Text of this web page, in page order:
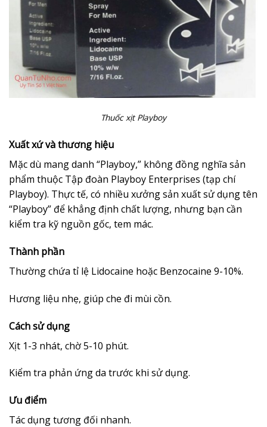
Thuốc xịt Playboy
Xuất xứ và thương hiệu
Mặc dù mang danh “Playboy,” không đồng nghĩa sản
phẩm thuộc Tập đoàn Playboy Enterprises (tạp chí
Playboy). Thực tế, có nhiều xưởng sản xuất sử dụng tên
“Playboy” để khẳng định chất lượng, nhưng bạn cần
kiểm tra kỹ nguồn gốc, tem mác.
Thành phần
Thường chứa tỉ lệ Lidocaine hoặc Benzocaine 9-10%.
Hương liệu nhẹ, giúp che đi mùi cồn.
Cách sử dụng
Xịt 1-3 nhát, chờ 5-10 phút.
Kiểm tra phản ứng da trước khi sử dụng.
Ưu điểm
Tác dụng tương đối nhanh.